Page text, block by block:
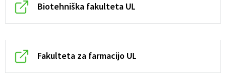
Biotehniška fakulteta UL
Fakulteta za farmacijo UL